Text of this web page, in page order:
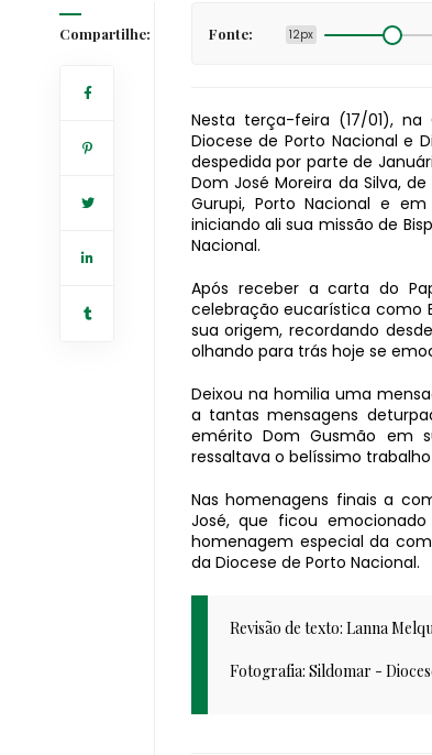
Compartilhe: Fonte: 12px
Nesta terça-feira (17/01),
Diocese de Porto Nacional e
despedida por parte de
Dom José Moreira da Silva,
Gurupi, Porto Nacional e
iniciando ali sua missão de
Nacional.
Após receber a carta do
celebração eucarística como
sua origem, recordando
olhando para trás hoje se
Deixou na homilia uma
a tantas mensagens
emérito Dom Gusmão em
ressaltava o belíssimo
Nas homenagens finais a
José, que ficou
homenagem especial da
da Diocese de Porto Nacional.
Revisão de texto: Lanna
Fotografia: Sildomar -